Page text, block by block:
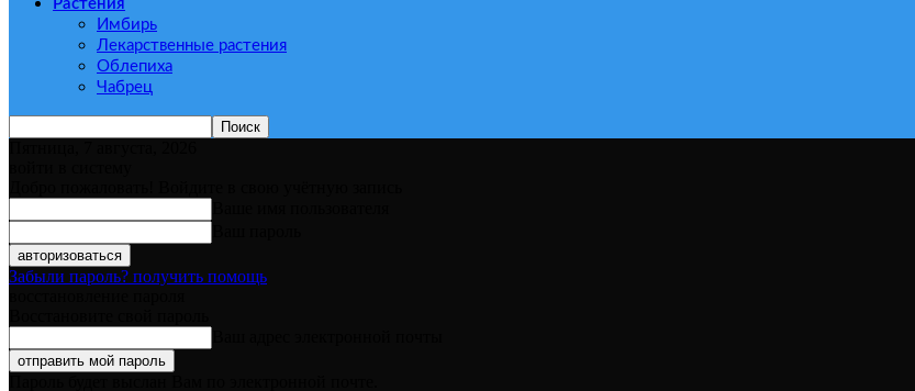
Растения
Имбирь
Лекарственные растения
Облепиха
Чабрец
Забыли пароль? получить помощь